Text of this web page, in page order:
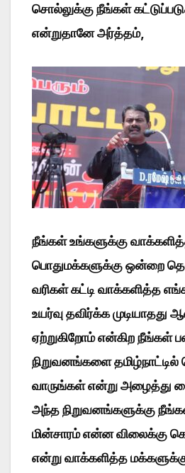
சொல்லுக்கு நீங்கள்
என்றுதானே அர்த்தம்,
நீங்கள் உங்களுக்கு
பொதுமக்களுக்கு ஒன்றை
வரிகள் கட்டி வாக்களித்த
உயர்வு தவிர்க்க முடியாதது
ஏற்றுகிறோம் என்கிற நீங்கள்
நிறுவனங்களை
வாருங்கள் என்று அழைத்து
அந்த நிறுவனங்களுக்கு
மின்சாரம் என்ன விலைக்கு
என்று வாக்களித்த